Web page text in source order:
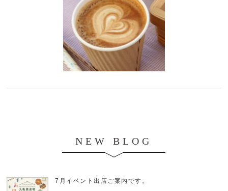
NEW BLOG
7月イベント出店ご案内です。